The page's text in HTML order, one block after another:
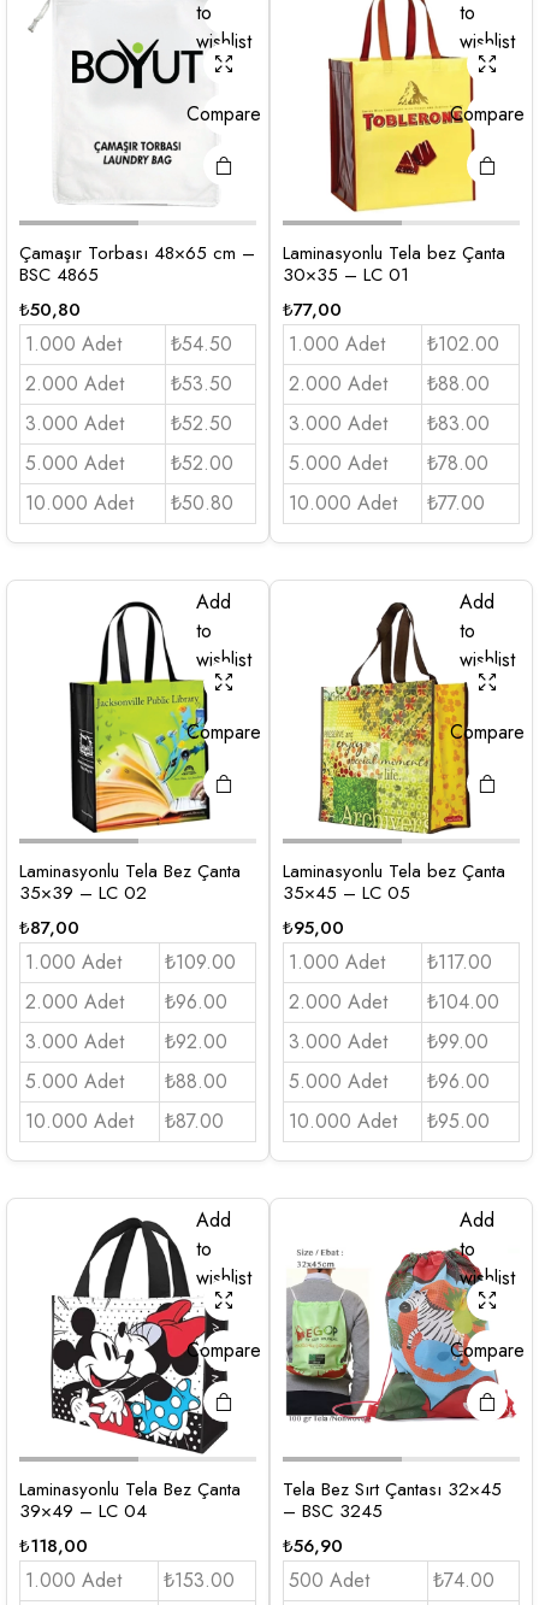
to
wishlist
Compare
Çamaşır Torbası 48×65 cm –
BSC 4865
₺50,80
1.000 Adet
₺54.50
2.000 Adet
₺53.50
3.000 Adet
₺52.50
5.000 Adet
₺52.00
10.000 Adet
₺50.80
to
wishlist
Compare
Laminasyonlu Tela bez Çanta
30×35 – LC 01
₺77,00
1.000 Adet
₺102.00
2.000 Adet
₺88.00
3.000 Adet
₺83.00
5.000 Adet
₺78.00
10.000 Adet
₺77.00
Add
to
wishlist
Compare
Laminasyonlu Tela Bez Çanta
35×39 – LC 02
₺87,00
1.000 Adet
₺109.00
2.000 Adet
₺96.00
3.000 Adet
₺92.00
5.000 Adet
₺88.00
10.000 Adet
₺87.00
Add
to
wishlist
Compare
Laminasyonlu Tela bez Çanta
35×45 – LC 05
₺95,00
1.000 Adet
₺117.00
2.000 Adet
₺104.00
3.000 Adet
₺99.00
5.000 Adet
₺96.00
10.000 Adet
₺95.00
Add
to
wishlist
Compare
Laminasyonlu Tela Bez Çanta
39×49 – LC 04
₺118,00
1.000 Adet
₺153.00
Add
to
wishlist
Compare
Tela Bez Sırt Çantası 32×45
– BSC 3245
₺56,90
500 Adet
₺74.00